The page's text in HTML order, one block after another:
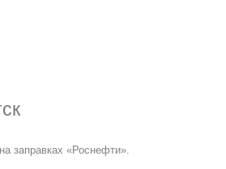
заправках «Роснефти».